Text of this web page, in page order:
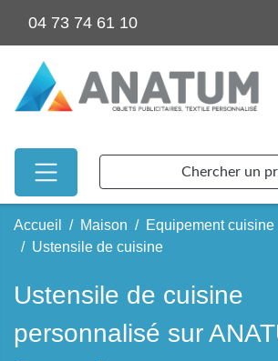
04 73 74 61 10
Chercher un
Accueil Maison
Equipement cuisine
Ustensile de cuisine
Ustensile de cuisine
personnalisé sur